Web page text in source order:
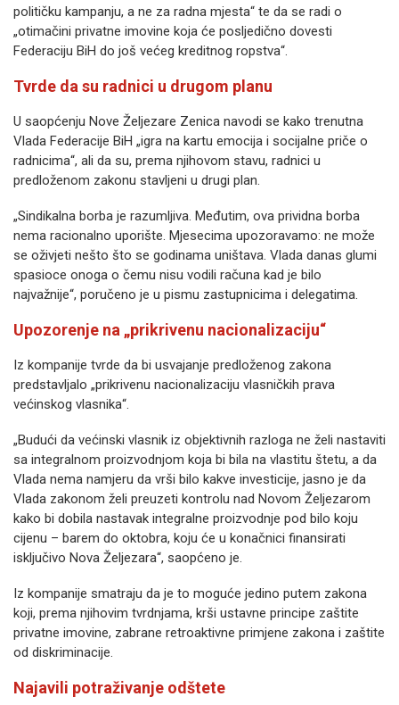
političku kampanju, a ne za radna mjesta“ te da se radi o
„otimačini privatne imovine koja će posljedično dovesti
Federaciju BiH do još većeg kreditnog ropstva“.
Tvrde da su radnici u drugom planu
U saopćenju Nove Željezare Zenica navodi se kako trenutna
Vlada Federacije BiH „igra na kartu emocija i socijalne priče o
radnicima“, ali da su, prema njihovom stavu, radnici u
predloženom zakonu stavljeni u drugi plan.
„Sindikalna borba je razumljiva. Međutim, ova prividna borba
nema racionalno uporište. Mjesecima upozoravamo: ne može
se oživjeti nešto što se godinama uništava. Vlada danas glumi
spasioce onoga o čemu nisu vodili računa kad je bilo
najvažnije“, poručeno je u pismu zastupnicima i delegatima.
Upozorenje na „prikrivenu nacionalizaciju“
Iz kompanije tvrde da bi usvajanje predloženog zakona
predstavljalo „prikrivenu nacionalizaciju vlasničkih prava
većinskog vlasnika“.
„Budući da većinski vlasnik iz objektivnih razloga ne želi nastaviti
sa integralnom proizvodnjom koja bi bila na vlastitu štetu, a da
Vlada nema namjeru da vrši bilo kakve investicije, jasno je da
Vlada zakonom želi preuzeti kontrolu nad Novom Željezarom
kako bi dobila nastavak integralne proizvodnje pod bilo koju
cijenu – barem do oktobra, koju će u konačnici finansirati
isključivo Nova Željezara“, saopćeno je.
Iz kompanije smatraju da je to moguće jedino putem zakona
koji, prema njihovim tvrdnjama, krši ustavne principe zaštite
privatne imovine, zabrane retroaktivne primjene zakona i zaštite
od diskriminacije.
Najavili potraživanje odštete